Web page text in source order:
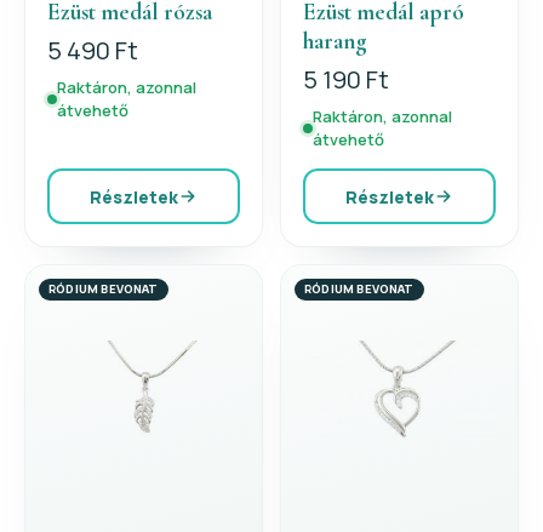
Ezüst medál rózsa
5 490 Ft
Raktáron, azonnal
átvehető
Részletek
Ezüst medál apró
harang
5 190 Ft
Raktáron, azonnal
átvehető
Részletek
RÓDIUM BEVONAT RÓDIUM BEVONAT